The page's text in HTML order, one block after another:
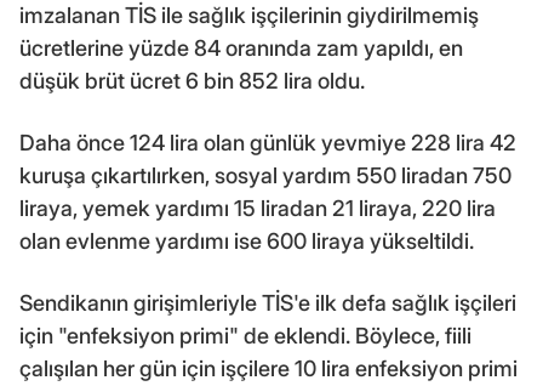
imzalanan TİS ile sağlık işçilerinin giydirilmemiş
ücretlerine yüzde 84 oranında zam yapıldı, en
düşük brüt ücret 6 bin 852 lira oldu.
Daha önce 124 lira olan günlük yevmiye 228 lira 42
kuruşa çıkartılırken, sosyal yardım 550 liradan 750
liraya, yemek yardımı 15 liradan 21 liraya, 220 lira
olan evlenme yardımı ise 600 liraya yükseltildi.
Sendikanın girişimleriyle TİS'e ilk defa sağlık işçileri
için "enfeksiyon primi" de eklendi. Böylece, fiili
çalışılan her gün için işçilere 10 lira enfeksiyon primi